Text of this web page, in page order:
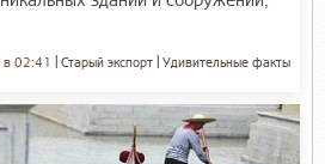
Удивительные факты
Старый экспорт
02:41